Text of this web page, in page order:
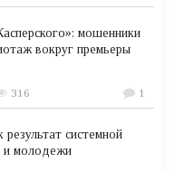
мошенники
вокруг премьеры
316 1
результат системной
и молодежи